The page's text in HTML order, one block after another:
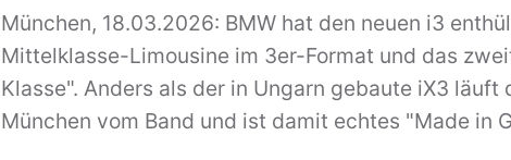
München, 18.03.2026: BMW hat den neuen i3
Mittelklasse-Limousine im 3er-Format und das
Klasse". Anders als der in Ungarn gebaute iX3 läuft
München vom Band und ist damit echtes "Made in